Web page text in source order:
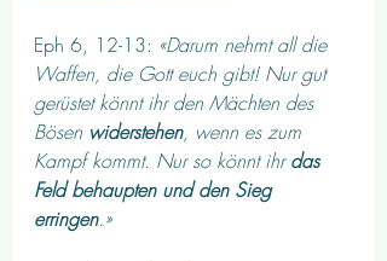
Eph 6, 12-13: «Darum nehmt all die
Waffen, die Gott euch gibt! Nur gut
gerüstet könnt ihr den Mächten des
Bösen widerstehen, wenn es zum
Kampf kommt. Nur so könnt ihr das
Feld behaupten und den Sieg
erringen.»